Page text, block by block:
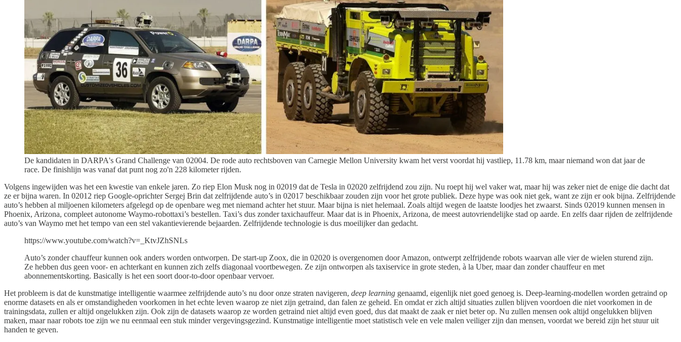
De kandidaten in DARPA's Grand Challenge van 02004. De rode auto rechtsboven van Carnegie Mellon University kwam het verst voordat hij vastliep, 11.78 km, maar niemand won dat jaar de
race. De finishlijn was vanaf dat punt nog zo'n 228 kilometer rijden.
Volgens ingewijden was het een kwestie van enkele jaren. Zo riep Elon Musk nog in 02019 dat de Tesla in 02020 zelfrijdend zou zijn. Nu roept hij wel vaker wat, maar hij was zeker niet de enige die dacht dat
ze er bijna waren. In 02012 riep Google-oprichter Sergej Brin dat zelfrijdende auto’s in 02017 beschikbaar zouden zijn voor het grote publiek. Deze hype was ook niet gek, want ze zijn er ook bijna. Zelfrijdende
auto’s hebben al miljoenen kilometers afgelegd op de openbare weg met niemand achter het stuur. Maar bijna is niet helemaal. Zoals altijd wegen de laatste loodjes het zwaarst. Sinds 02019 kunnen mensen in
Phoenix, Arizona, compleet autonome Waymo-robottaxi’s bestellen. Taxi’s dus zonder taxichauffeur. Maar dat is in Phoenix, Arizona, de meest autovriendelijke stad op aarde. En zelfs daar rijden de zelfrijdende
auto’s van Waymo met het tempo van een stel vakantievierende bejaarden. Zelfrijdende technologie is dus moeilijker dan gedacht.
https://www.youtube.com/watch?v=_KtvJZhSNLs
Auto’s zonder chauffeur kunnen ook anders worden ontworpen. De start-up Zoox, die in 02020 is overgenomen door Amazon, ontwerpt zelfrijdende robots waarvan alle vier de wielen sturend zijn.
Ze hebben dus geen voor- en achterkant en kunnen zich zelfs diagonaal voortbewegen. Ze zijn ontworpen als taxiservice in grote steden, à la Uber, maar dan zonder chauffeur en met
abonnementskorting. Basically is het een soort door-to-door openbaar vervoer.
Het probleem is dat de kunstmatige intelligentie waarmee zelfrijdende auto’s nu door onze straten navigeren, deep learning genaamd, eigenlijk niet goed genoeg is. Deep-learning-modellen worden getraind op
enorme datasets en als er omstandigheden voorkomen in het echte leven waarop ze niet zijn getraind, dan falen ze geheid. En omdat er zich altijd situaties zullen blijven voordoen die niet voorkomen in de
trainingsdata, zullen er altijd ongelukken zijn. Ook zijn de datasets waarop ze worden getraind niet altijd even goed, dus dat maakt de zaak er niet beter op. Nu zullen mensen ook altijd ongelukken blijven
maken, maar naar robots toe zijn we nu eenmaal een stuk minder vergevingsgezind. Kunstmatige intelligentie moet statistisch vele en vele malen veiliger zijn dan mensen, voordat we bereid zijn het stuur uit
handen te geven.